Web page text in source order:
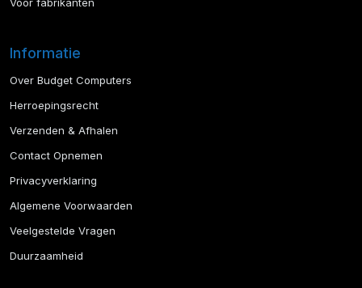
Informatie
Over Budget Computers
Herroepingsrecht
Verzenden & Afhalen
Contact Opnemen
Privacyverklaring
Algemene Voorwaarden
Veelgestelde Vragen
Duurzaamheid